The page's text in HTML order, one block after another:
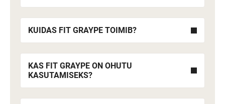
KUIDAS FIT GRAYPE TOIMIB?
KAS FIT GRAYPE ON OHUTU
KASUTAMISEKS?